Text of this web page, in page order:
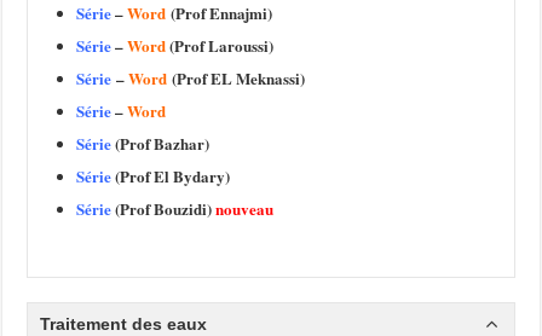
Série–Word (Prof Ennajmi)
Série–Word(Prof Laroussi)
Série –Word (Prof EL Meknassi)
Série–Word
Série(Prof Bazhar)
Série(Prof El Bydary)
Série(Prof Bouzidi)nouveau
Traitement des eaux